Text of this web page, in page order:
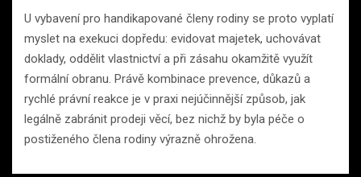
U vybavení pro handikapované členy rodiny se proto vyplatí
myslet na exekuci dopředu: evidovat majetek, uchovávat
doklady, oddělit vlastnictví a při zásahu okamžitě využít
formální obranu. Právě kombinace prevence, důkazů a
rychlé právní reakce je v praxi nejúčinnější způsob, jak
legálně zabránit prodeji věcí, bez nichž by byla péče o
postiženého člena rodiny výrazně ohrožena.